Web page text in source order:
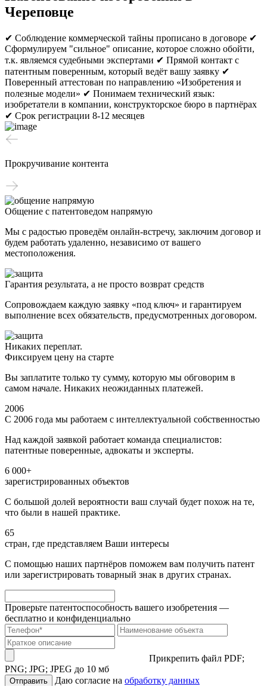
Череповце
✔ Соблюдение коммерческой тайны прописано в договоре ✔
Сформулируем "сильное" описание, которое сложно обойти,
т.к. являемся судебными экспертами ✔ Прямой контакт с
патентным поверенным, который ведёт вашу заявку ✔
Поверенный аттестован по направлению «Изобретения и
полезные модели» ✔ Понимаем технический язык:
изобретатели в компании, конструкторское бюро в партнёрах
✔ Срок регистрации 8-12 месяцев
Прокручивание контента
Общение с патентоведом напрямую
Мы с радостью проведём онлайн-встречу, заключим договор и
будем работать удаленно, независимо от вашего
местоположения.
Гарантия результата, а не просто возврат средств
Сопровождаем каждую заявку «под ключ» и гарантируем
выполнение всех обязательств, предусмотренных договором.
Никаких переплат.
Фиксируем цену на старте
Вы заплатите только ту сумму, которую мы обговорим в
самом начале. Никаких неожиданных платежей.
2006
С 2006 года мы работаем с интеллектуальной собственностью
Над каждой заявкой работает команда специалистов:
патентные поверенные, адвокаты и эксперты.
6 000+
зарегистрированных объектов
С большой долей вероятности ваш случай будет похож на те,
что были в нашей практике.
65
стран, где представляем Ваши интересы
С помощью наших партнёров поможем вам получить патент
или зарегистрировать товарный знак в других странах.
Проверьте патентоспособность вашего изобретения —
бесплатно и конфиденциально
Прикрепить файл PDF;
PNG; JPG; JPEG до 10 мб
Отправить Даю согласие на обработку данных